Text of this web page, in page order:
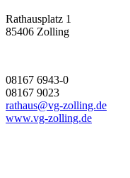
Rathausplatz 1
85406 Zolling
08167 6943-0
08167 9023
rathaus@vg-zolling.de
www.vg-zolling.de